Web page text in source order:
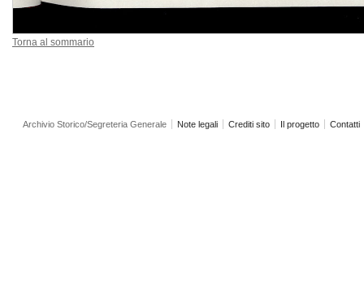
Torna al sommario
Archivio Storico/Segreteria Generale Note legali Crediti sito Il progetto Contatti